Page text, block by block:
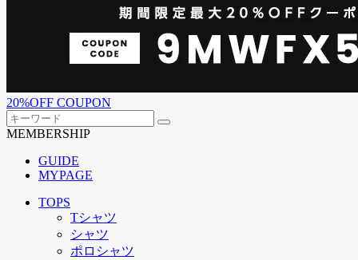
20%OFF COUPON
MEMBERSHIP
GUIDE
MYPAGE
TOPS
Tシャツ
シャツ
ポロシャツ